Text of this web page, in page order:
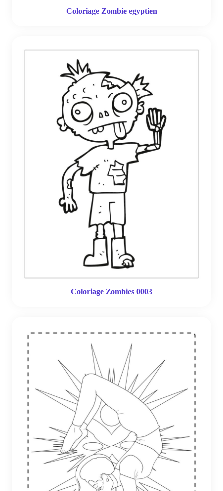
Coloriage Zombie egyptien
Coloriage Zombies 0003